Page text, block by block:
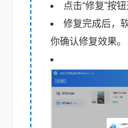
点击“修复”按
修复完成后，
你确认修复效果。